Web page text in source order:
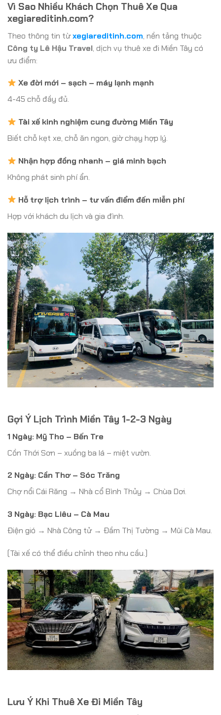
Vì Sao Nhiều Khách Chọn Thuê Xe Qua
xegiareditinh.com?
Theo thông tin từxegiareditinh.com, nền tảng thuộc
Công ty Lê Hậu Travel, dịch vụ thuê xe đi Miền Tây có
ưu điểm:
Xe đời mới – sạch – máy lạnh mạnh
4-45 chỗ đầy đủ.
Tài xế kinh nghiệm cung đường Miền Tây
Biết chỗ kẹt xe, chỗ ăn ngon, giờ chạy hợp lý.
Nhận hợp đồng nhanh – giá minh bạch
Không phát sinh phí ẩn.
Hỗ trợ lịch trình – tư vấn điểm đến miễn phí
Hợp với khách du lịch và gia đình.
Gợi Ý Lịch Trình Miền Tây 1-2-3 Ngày
1 Ngày: Mỹ Tho – Bến Tre
Cồn Thới Sơn – xuồng ba lá – miệt vườn.
2 Ngày: Cần Thơ – Sóc Trăng
Chợ nổi Cái Răng → Nhà cổ Bình Thủy → Chùa Dơi.
3 Ngày: Bạc Liêu – Cà Mau
Điện gió → Nhà Công tử → Đầm Thị Tường → Mũi Cà Mau.
(Tài xế có thể điều chỉnh theo nhu cầu.)
Lưu Ý Khi Thuê Xe Đi Miền Tây